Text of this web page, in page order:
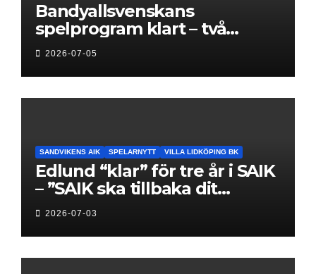
Bandyallsvenskans
spelprogram klart – två
föreningar jagar sin
elitseriesäsong
2026-07-05
SANDVIKENS AIK SPELARNYTT VILLA LIDKÖPING BK
Edlund “klar” för tre år i SAIK
– ”SAIK ska tillbaka dit
klubben hör hemma”
2026-07-03